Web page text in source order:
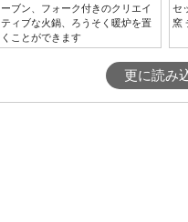
ーブン、フォーク付きのクリエイ
ティブな火鍋、ろうそく暖炉を置
くことができます
セ
窯
更に読み